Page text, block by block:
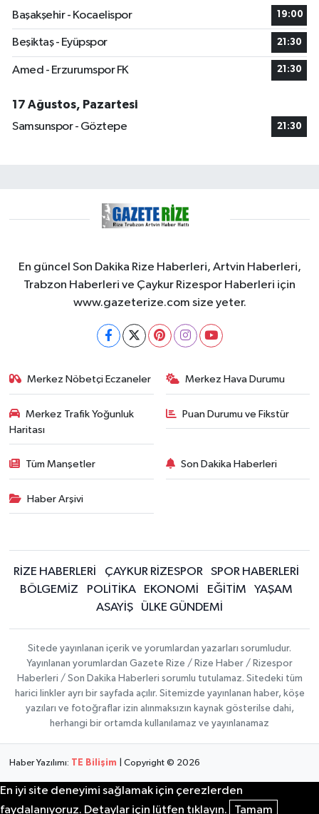
Başakşehir - Kocaelispor
19:00
Beşiktaş - Eyüpspor 21:30
Amed - Erzurumspor FK 21:30
17 Ağustos, Pazartesi
Samsunspor - Göztepe
21:30
En güncel Son Dakika Rize Haberleri, Artvin Haberleri,
Trabzon Haberleri ve Çaykur Rizespor Haberleri için
www.gazeterize.com size yeter.
Merkez Nöbetçi Eczaneler Merkez Hava Durumu
Merkez Trafik Yoğunluk
Haritası
Puan Durumu ve Fikstür
Tüm Manşetler Son Dakika Haberleri
Haber Arşivi
RİZE HABERLERİ ÇAYKUR RİZESPOR
SPOR HABERLERİ
BÖLGEMİZ
POLİTİKA EKONOMİ EĞİTİM
YAŞAM
ASAYİŞ
ÜLKE GÜNDEMİ
Sitede yayınlanan içerik ve yorumlardan yazarları sorumludur.
Yayınlanan yorumlardan Gazete Rize / Rize Haber / Rizespor
Haberleri / Son Dakika Haberleri sorumlu tutulamaz. Sitedeki tüm
harici linkler ayrı bir sayfada açılır. Sitemizde yayınlanan haber, köşe
yazıları ve fotoğraflar izin alınmaksızın kaynak gösterilse dahi,
herhangi bir ortamda kullanılamaz ve yayınlanamaz
Haber Yazılımı: TE Bilişim | Copyright © 2026
En iyi site deneyimi sağlamak için çerezlerden
faydalanıyoruz. Detaylar için lütfen tıklayın.
Tamam